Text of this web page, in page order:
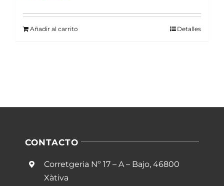
Añadir al carrito Detalles
CONTACTO
Corretgeria Nº 17 – A – Bajo, 46800
Xàtiva